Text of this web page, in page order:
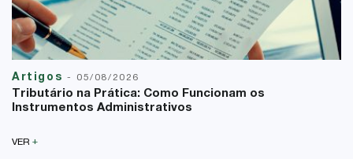
Artigos - 05/08/2026
Tributário na Prática: Como Funcionam os
Instrumentos Administrativos
VER +